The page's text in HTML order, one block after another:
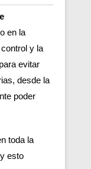
en la
y la
evitar
desde la
poder
toda la
esto